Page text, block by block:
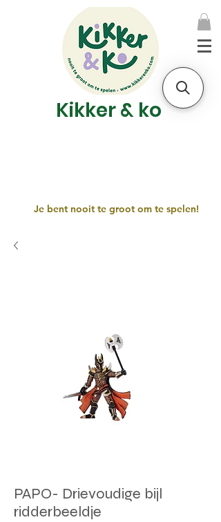
Kikker & ko
Je bent nooit te groot om te spelen!
PAPO- Drievoudige bijl
ridderbeeldje